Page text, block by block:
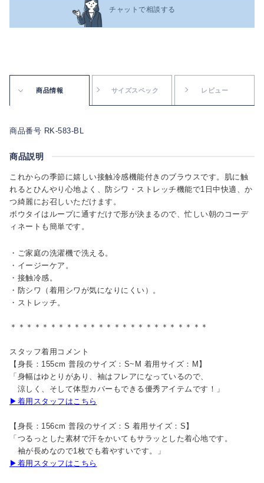
チャットで相談する
商品情報 サイズスペック レビュー
商品番号 RK-583-BL
商品説明
これからの季節に嬉しい接触冷感機能付きのブラウスです。肌に触
れるとひんやり心地よく、防シワ・ストレッチ機能で1日中快適、か
つ綺麗にお召しいただけます。
ボウタイはループに通すだけで形が決まるので、忙しい朝のコーデ
ィネートも簡単です。
・ご家庭の洗濯機で洗える。
・イージーケア。
・接触冷感。
・防シワ（着用シワが気になりにくい）。
・ストレッチ。
＊＊＊＊＊＊＊＊＊＊＊＊＊＊＊＊＊＊＊＊＊＊＊＊＊
スタッフ着用コメント
【身長：155cm 普段のサイズ：S~M 着用サイズ：M】
「身幅はゆとりがあり、袖はフレアになっているので、
涼しく、そして体型カバーもできる優秀アイテムです！」
▶着用スタッフはこちら
【身長：156cm 普段のサイズ：S 着用サイズ：S】
「つるっとした素材で汗をかいてもサラッとした着心地です。
袖が長めなので1枚でも着やすいです。」
▶着用スタッフはこちら